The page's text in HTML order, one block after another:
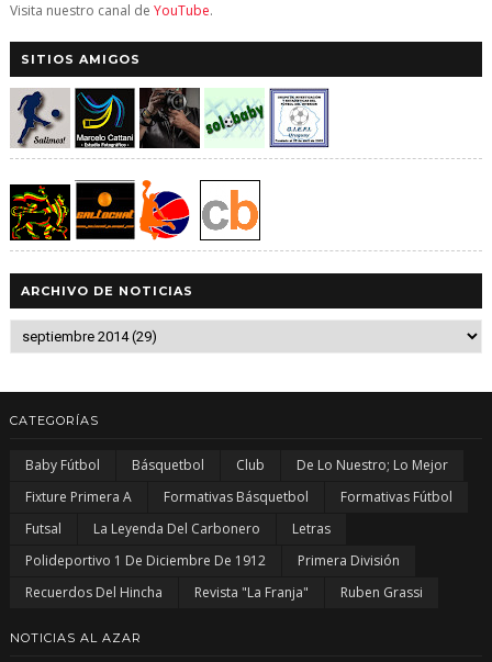
Visita nuestro canal de YouTube.
SITIOS AMIGOS
ARCHIVO DE NOTICIAS
CATEGORÍAS
Baby Fútbol Básquetbol Club
De Lo Nuestro; Lo Mejor
Fixture Primera A
Formativas Básquetbol
Formativas Fútbol
Futsal
La Leyenda Del Carbonero
Letras
Polideportivo 1 De Diciembre De 1912
Primera División
Recuerdos Del Hincha
Revista "La Franja" Ruben Grassi
NOTICIAS AL AZAR